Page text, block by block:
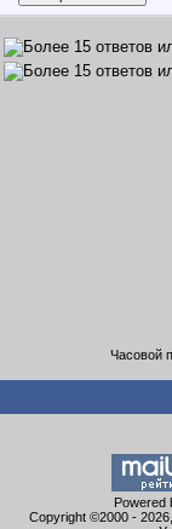
Часовой
Powered
Copyright ©2000 -